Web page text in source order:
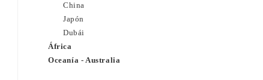
China
Japón
Dubái
África
Oceanía - Australia